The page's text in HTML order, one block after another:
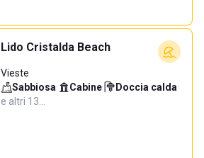
Lido Cristalda Beach
Vieste
Sabbiosa· Cabine· Doccia calda·
e altri 13…